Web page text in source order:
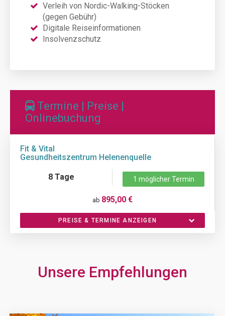
Verleih von Nordic-Walking-Stöcken
(gegen Gebühr)
Digitale Reiseinformationen
Insolvenzschutz
Termine | Preise |
Onlinebuchung
Fit & Vital
Gesundheitszentrum Helenenquelle
8 Tage 1 möglicher Termin
ab 895,00 €
PREISE & TERMINE ANZEIGEN
Unsere Empfehlungen